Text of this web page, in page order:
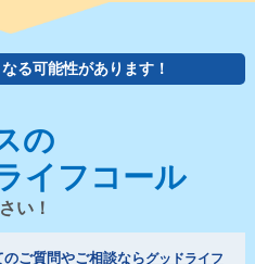
る可能性があります！
の
イフコール
い！
ご質問やご相談ならグッドライフ